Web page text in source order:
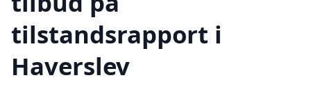
tilstandsrapport i
Haverslev